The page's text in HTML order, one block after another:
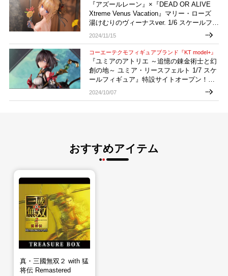
『アズールレーン』×『DEAD OR ALIVE
Xtreme Venus Vacation』マリー・ローズ
湯けむりのヴィーナスver. 1/6 スケールフィ
ギュア 予約開始！
2024/11/15
コーエーテクモフィギュアブランド『KT model+』
『ユミアのアトリエ ～追憶の錬金術士と幻
創の地～ ユミア・リースフェルト 1/7 スケ
ールフィギュア』特設サイトオープン！
360゜Viewer公開！
2024/10/07
おすすめアイテム
真・三國無双２ with 猛
将伝 Remastered